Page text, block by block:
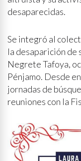
desaparecidas.
Se integró al
la desaparición de
Negrete Tafoya,
Pénjamo. Desde
jornadas de
reuniones con la